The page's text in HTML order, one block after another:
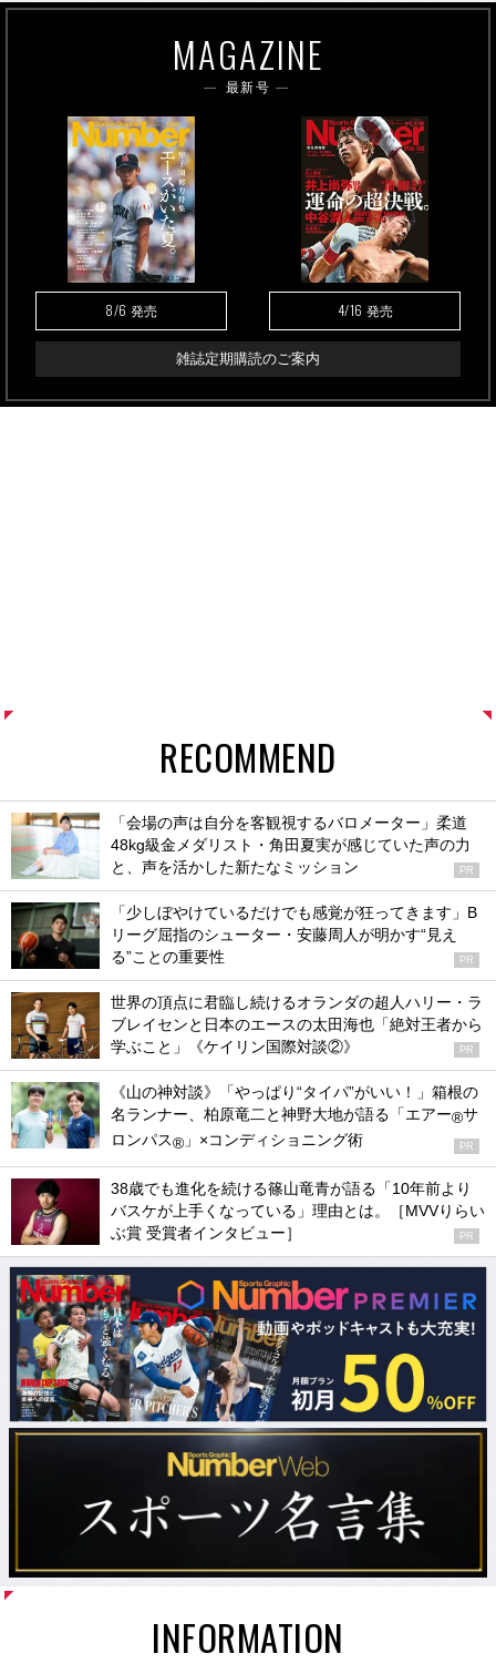
MAGAZINE
最新号
8/6 発売 4/16 発売
雑誌定期購読のご案内
RECOMMEND
「会場の声は自分を客観視するバロメーター」柔道
48kg級金メダリスト・角田夏実が感じていた声の力
と、声を活かした新たなミッション
PR
「少しぼやけているだけでも感覚が狂ってきます」B
リーグ屈指のシューター・安藤周人が明かす“見え
る”ことの重要性
PR
世界の頂点に君臨し続けるオランダの超人ハリー・ラ
ブレイセンと日本のエースの太田海也「絶対王者から
学ぶこと」《ケイリン国際対談②》
PR
《山の神対談》「やっぱり“タイパ”がいい！」箱根の
名ランナー、柏原竜二と神野大地が語る「エアー®サ
ロンパス® 」×コンディショニング術 PR
38歳でも進化を続ける篠山竜青が語る「10年前より
バスケが上手くなっている」理由とは。［MVVりらい
ぶ賞 受賞者インタビュー］
PR
INFORMATION